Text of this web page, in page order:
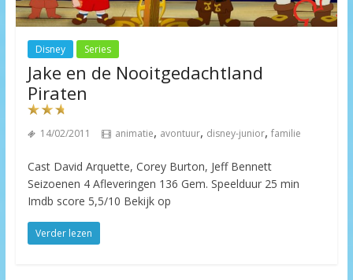
Disney Series
Jake en de Nooitgedachtland
Piraten
14/02/2011 animatie, avontuur, disney-junior, familie
Cast David Arquette, Corey Burton, Jeff Bennett
Seizoenen 4 Afleveringen 136 Gem. Speelduur 25 min
Imdb score 5,5/10 Bekijk op
Verder lezen